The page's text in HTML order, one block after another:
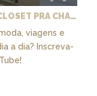
EP. 6: A SAGA DA CASA - TEMOS UM CLOSET PRA CHAMAR DE NOSSO + MARCENARIA E PAISAGISMO
viagens e
a dia? Inscreva-